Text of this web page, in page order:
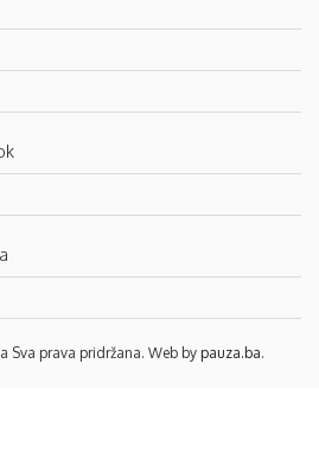
Sva prava pridržana. Web by pauza.ba.